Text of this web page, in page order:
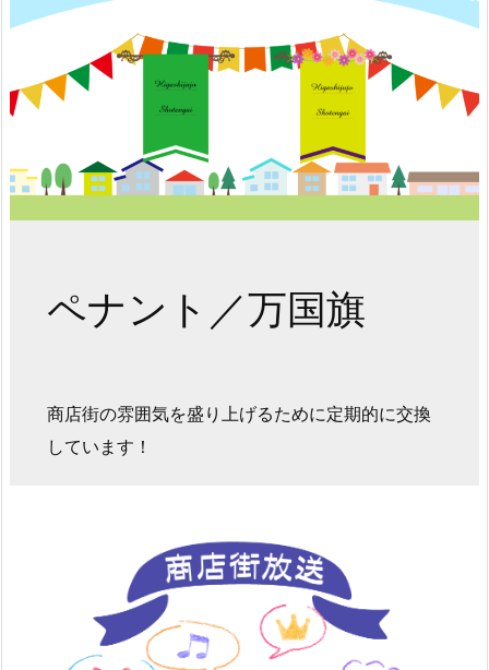
ペナント／万国旗
商店街の雰囲気を盛り上げるために定期的に交換
しています！